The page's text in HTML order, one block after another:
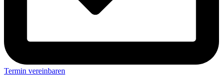
Termin vereinbaren